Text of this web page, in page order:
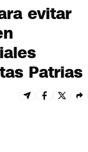
evitar
Patrias